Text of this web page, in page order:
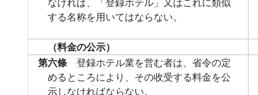
する名称を用いてはならない。
（料金の公示）
第六條 登録ホテル業を営む者は、省令の定
めるところにより、その收受する料金を公
示しなければならない。